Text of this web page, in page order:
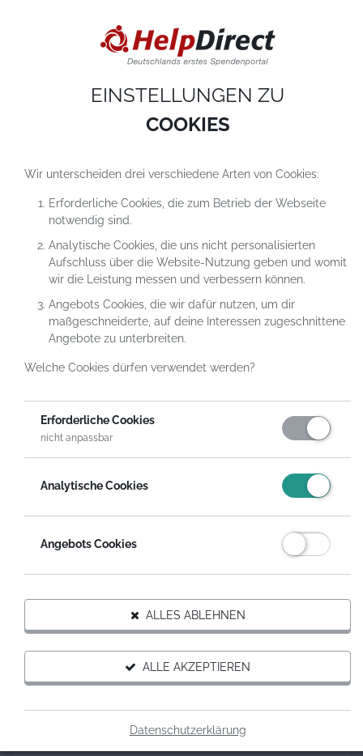
Cookies sind kleine Textdateien, die auf einem Computer heruntergeladen
sobald du unsere Website nutzt. Cookies setzen wir hauptsächlich dazu ein,
du unser Angebot richtig nutzen kannst. Mehr erfährst du in
SPENDEN AN
SPENDE AN TATENDRANG E.V.
HelpDirect Spenden an Hilfsprojekte
Hilfe für Spende an Tatendrang e.V.
EINSTELLUNGEN ZU
COOKIES
Wir unterscheiden drei verschiedene Arten von Cookies:
Erforderliche Cookies, die zum Betrieb der Webseite
notwendig sind.
Analytische Cookies, die uns nicht personalisierten
Aufschluss über die Website-Nutzung geben und womit
wir die Leistung messen und verbessern können.
Angebots Cookies, die wir dafür nutzen, um dir
maßgeschneiderte, auf deine Interessen zugeschnittene
Angebote zu unterbreiten.
Welche Cookies dürfen verwendet werden?
Erforderliche Cookies
nicht anpassbar
Analytische Cookies
Angebots Cookies
ALLES ABLEHNEN
ALLE AKZEPTIEREN
Datenschutzerklärung